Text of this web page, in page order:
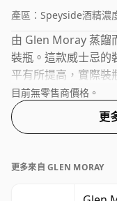
產區： Speyside酒精濃
由 Glen Moray 蒸餾
裝瓶。這款威士忌的
平有所提高，實際裝
目前無零售商價格。
更
更多來自 GLEN MORAY